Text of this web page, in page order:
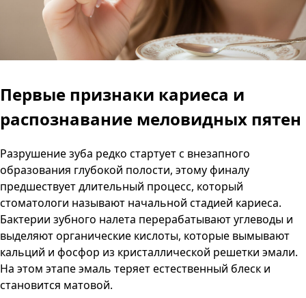
Первые признаки кариеса и
распознавание меловидных пятен
Разрушение зуба редко стартует с внезапного
образования глубокой полости, этому финалу
предшествует длительный процесс, который
стоматологи называют начальной стадией кариеса.
Бактерии зубного налета перерабатывают углеводы и
выделяют органические кислоты, которые вымывают
кальций и фосфор из кристаллической решетки эмали.
На этом этапе эмаль теряет естественный блеск и
становится матовой.